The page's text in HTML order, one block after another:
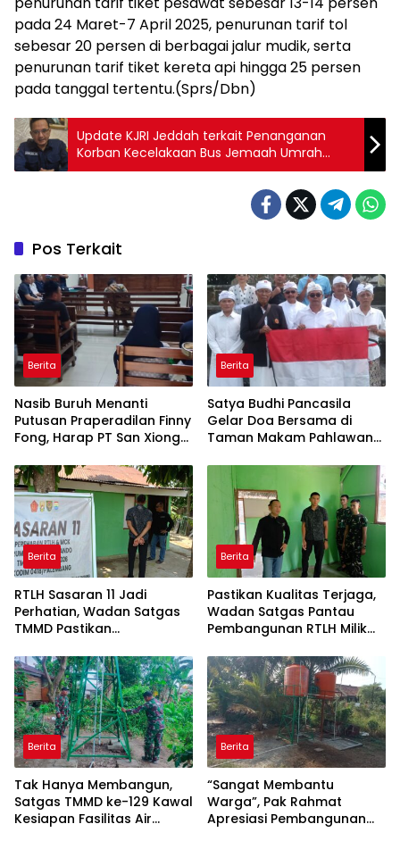
pada 24 Maret-7 April 2025, penurunan tarif tol
sebesar 20 persen di berbagai jalur mudik, serta
penurunan tarif tiket kereta api hingga 25 persen
pada tanggal tertentu.(Sprs/Dbn)
Update KJRI Jeddah terkait Penanganan
Korban Kecelakaan Bus Jemaah Umrah
Indonesia
Pos Terkait
Berita
Nasib Buruh Menanti
Putusan Praperadilan Finny
Fong, Harap PT San Xiong
Berita
Satya Budhi Pancasila
Gelar Doa Bersama di
Taman Makam Pahlawan
Berita
RTLH Sasaran 11 Jadi
Perhatian, Wadan Satgas
TMMD Pastikan
Sesuai Target
Berita
Pastikan Kualitas Terjaga,
Wadan Satgas Pantau
Pembangunan RTLH Milik
Berita
Tak Hanya Membangun,
Satgas TMMD ke-129 Kawal
Kesiapan Fasilitas Air
Berita
“Sangat Membantu
Warga”, Pak Rahmat
Apresiasi Pembangunan